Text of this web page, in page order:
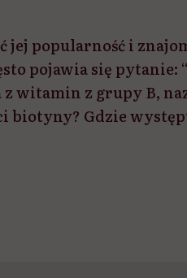
jej popularność i
pojawia się pytanie:
witamin z grupy B,
biotyny? Gdzie